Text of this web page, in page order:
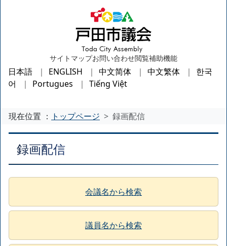
サイトマップお問い合わせ閲覧補助機能
日本語 ENGLISH 中文简体 中文繁体
한국
어
Portugues Tiếng Việt
現在位置 ： トップページ 録画配信
録画配信
会議名から検索
議員名から検索